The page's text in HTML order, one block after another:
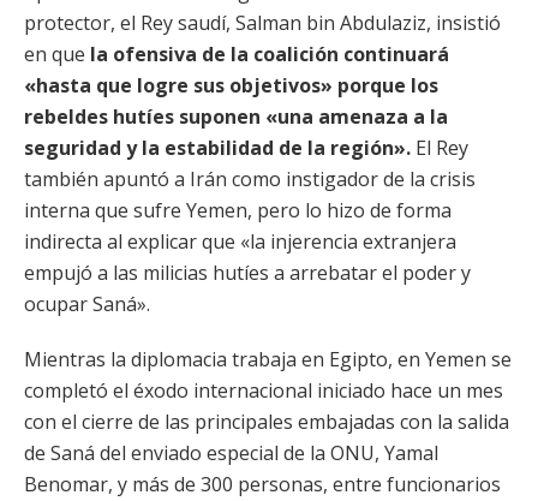
protector, el Rey saudí, Salman bin Abdulaziz, insistió
en que la ofensiva de la coalición continuará
«hasta que logre sus objetivos» porque los
rebeldes hutíes suponen «una amenaza a la
seguridad y la estabilidad de la región». El Rey
también apuntó a Irán como instigador de la crisis
interna que sufre Yemen, pero lo hizo de forma
indirecta al explicar que «la injerencia extranjera
empujó a las milicias hutíes a arrebatar el poder y
ocupar Saná».
Mientras la diplomacia trabaja en Egipto, en Yemen se
completó el éxodo internacional iniciado hace un mes
con el cierre de las principales embajadas con la salida
de Saná del enviado especial de la ONU, Yamal
Benomar, y más de 300 personas, entre funcionarios